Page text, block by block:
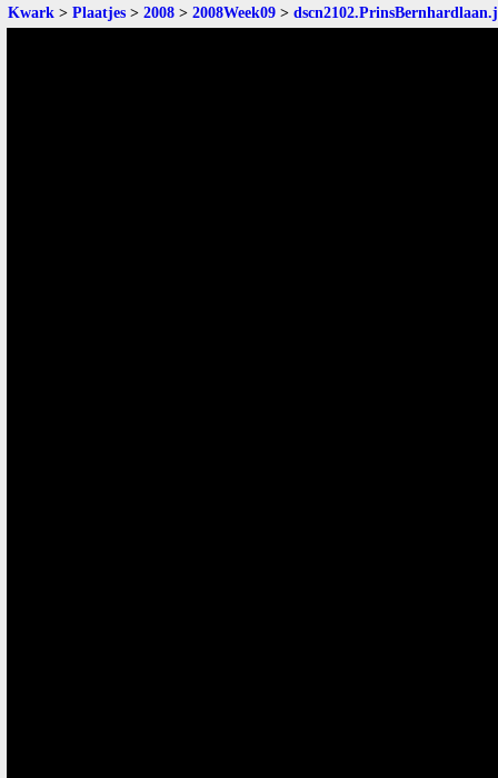
Kwark > Plaatjes > 2008 > 2008Week09 >